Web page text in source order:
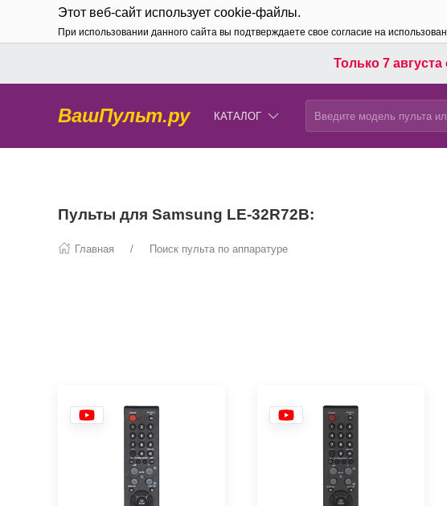
Этот веб-сайт использует cookie-файлы.
При использовании данного сайта вы подтверждаете свое согласие на
Только 7
ВашПульт.ру КАТАЛОГ
Пульты для Samsung LE-32R72B:
Главная Поиск пульта по аппаратуре